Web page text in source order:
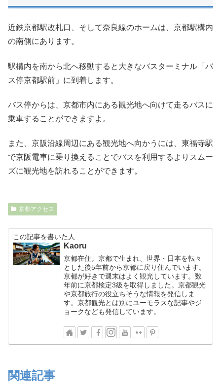
近鉄京都駅改札口、そして奈良線のホームは、京都駅構内
の南側にあります。
駅構内を南から北へ移動すると大きなバスターミナル「バ
ス停京都駅前」に到着します。
バス停からは、京都市内にある観光地へ向けて走るバスに
乗車することができますよ。
また、京阪沿線周辺にある観光地へ向かうには、東福寺駅
で京阪電車に乗り換えることでバスを利用するよりスムー
ズに観光地を訪れることができます。
京都アクセス
この記事を書いた人
Kaoru
京都在住。京都で生まれ、世界・日本を転々
とした後5年前から京都に戻り住んでいます。
京都が好きで週末はよく観光しています。数
年前に京都検定3級を取得しました。京都観光
や京都旅行の役立ちそうな情報を発信しま
す。京都観光とは別にユーモラスな記事やジ
ョークなども発信しています。
関連記事